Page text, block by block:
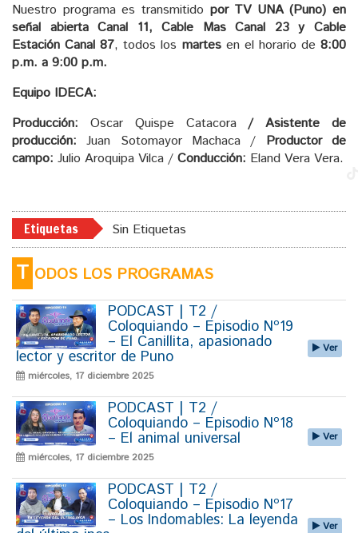
Nuestro programa es transmitido por TV UNA (Puno) en
señal abierta Canal 11, Cable Mas Canal 23 y Cable
Estación Canal 87, todos los martes en el horario de8:00
p.m. a 9:00 p.m.
Equipo IDECA:
Producción: Oscar Quispe Catacora/ Asistente de
producción: Juan Sotomayor Machaca / Productor de
campo: Julio Aroquipa Vilca / Conducción: Eland Vera Vera.
Etiquetas Sin Etiquetas
T ODOS LOS PROGRAMAS
PODCAST | T2 /
Coloquiando – Episodio Nº19
– El Canillita, apasionado
lector y escritor de Puno
miércoles, 17 diciembre 2025
Ver
PODCAST | T2 /
Coloquiando – Episodio Nº18
– El animal universal
miércoles, 17 diciembre 2025
Ver
PODCAST | T2 /
Coloquiando – Episodio Nº17
– Los Indomables: La leyenda Ver